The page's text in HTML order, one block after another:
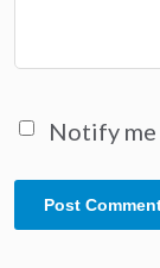
Notify